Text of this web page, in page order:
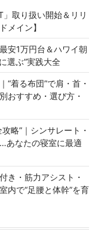
取り扱い開始＆リリ
メイン】
安1万円台＆ハワイ朝
選ぶ”実践大全
“着る布団”で肩・首・
おすすめ・選び方・
略”｜シンサレート・
あなたの寝室に最適
き・筋力アシスト・
内で“足腰と体幹”を育